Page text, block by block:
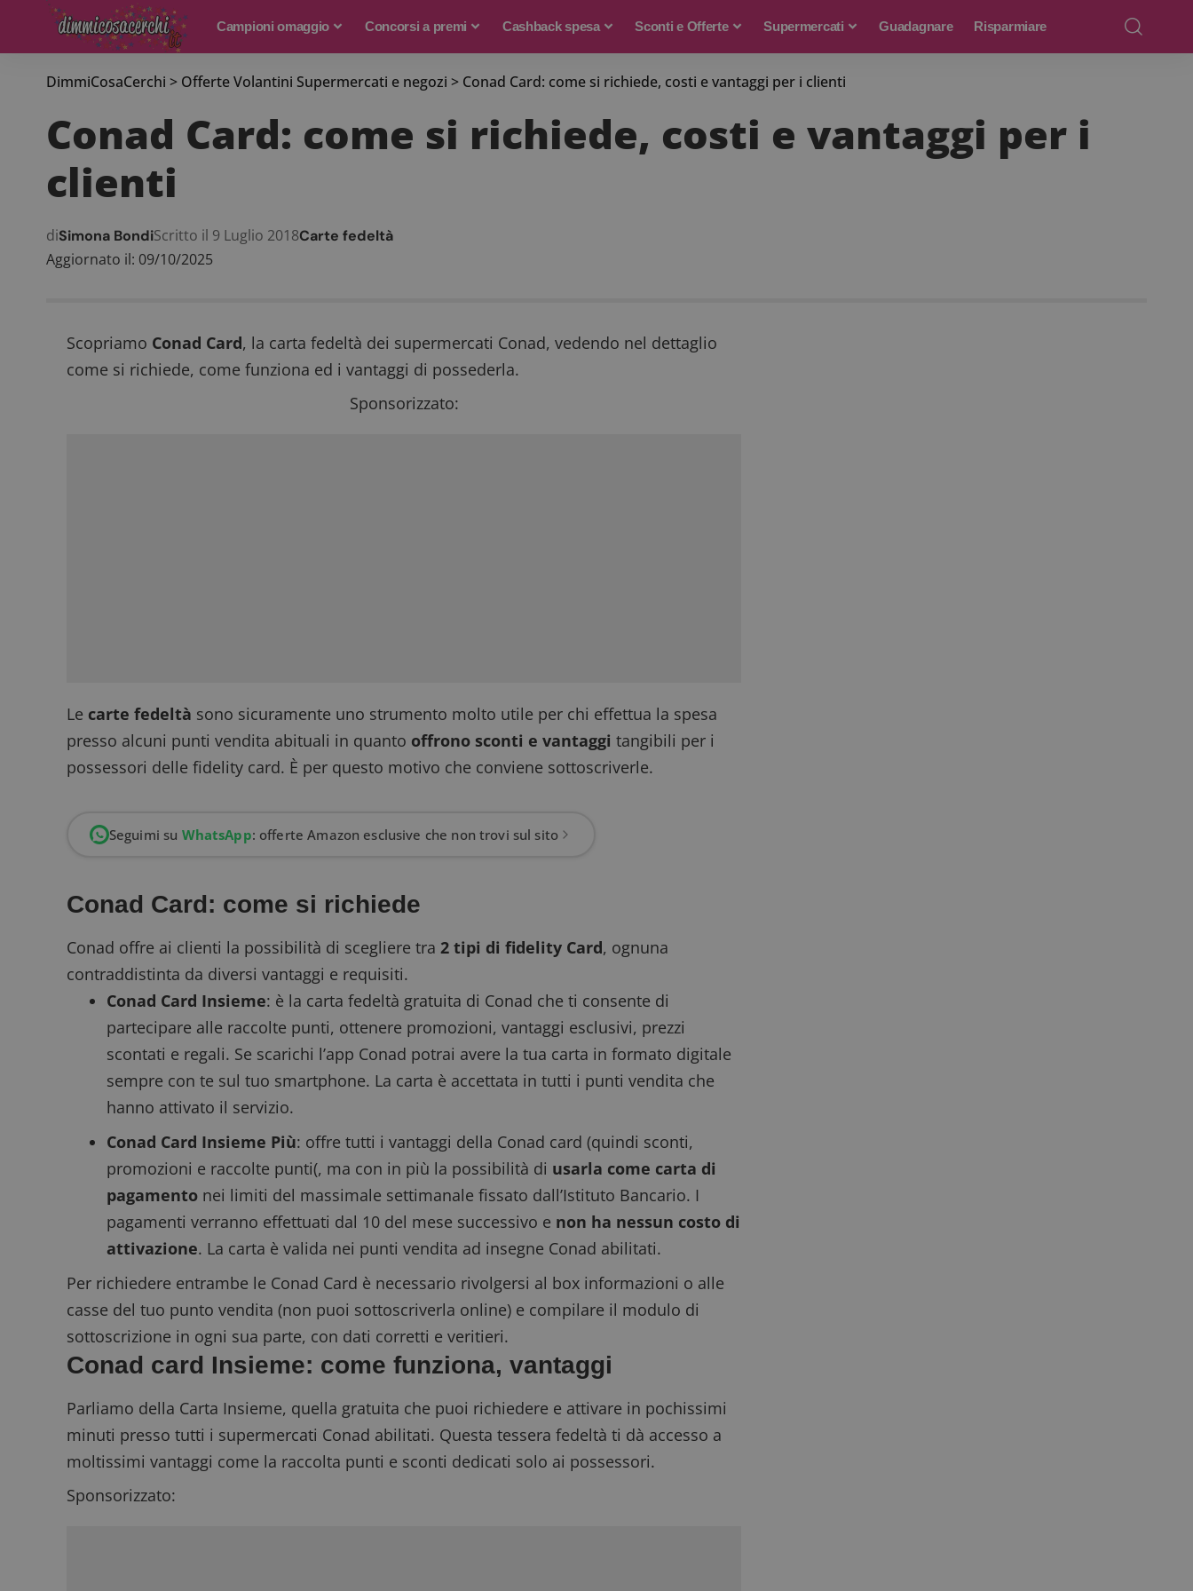
Campioni omaggio Concorsi a premi Cashback spesa Sconti e Offerte Supermercati Guadagnare Risparmiare
DimmiCosaCerchi > Offerte Volantini Supermercati e negozi > Conad Card: come si richiede, costi e vantaggi per i clienti
Conad Card: come si richiede, costi e vantaggi per i
clienti
Aggiornato il: 09/10/2025
diSimona BondiScritto il 9 Luglio 2018Carte fedeltà
Scopriamo Conad Card, la carta fedeltà dei supermercati Conad, vedendo nel dettaglio
come si richiede, come funziona ed i vantaggi di possederla.
Sponsorizzato:
Le carte fedeltà sono sicuramente uno strumento molto utile per chi effettua la spesa
presso alcuni punti vendita abituali in quanto offrono sconti e vantaggitangibili per i
possessori delle fidelity card. È per questo motivo che conviene sottoscriverle.
Seguimi su WhatsApp: offerte Amazon esclusive che non trovi sul sito
Conad Card: come si richiede
Conad offre ai clienti la possibilità di scegliere tra2 tipi di fidelity Card, ognuna
contraddistinta da diversi vantaggi e requisiti.
Conad Card Insieme: è la carta fedeltà gratuita di Conad che ti consente di
partecipare alle raccolte punti, ottenere promozioni, vantaggi esclusivi, prezzi
scontati e regali. Se scarichi l’app Conad potrai avere la tua carta in formato digitale
sempre con te sul tuo smartphone. La carta è accettata in tutti i punti vendita che
hanno attivato il servizio.
Conad Card Insieme Più: offre tutti i vantaggi della Conad card (quindi sconti,
promozioni e raccolte punti(, ma con in più la possibilità di usarla come carta di
pagamento nei limiti del massimale settimanale fissato dall’Istituto Bancario. I
pagamenti verranno effettuati dal 10 del mese successivo e non ha nessun costo di
attivazione. La carta è valida nei punti vendita ad insegne Conad abilitati.
Per richiedere entrambe le Conad Card è necessario rivolgersi al box informazioni o alle
casse del tuo punto vendita (non puoi sottoscriverla online) e compilare il modulo di
sottoscrizione in ogni sua parte, con dati corretti e veritieri.
Conad card Insieme: come funziona, vantaggi
Parliamo della Carta Insieme, quella gratuita che puoi richiedere e attivare in pochissimi
minuti presso tutti i supermercati Conad abilitati. Questa tessera fedeltà ti dà accesso a
moltissimi vantaggi come la raccolta punti e sconti dedicati solo ai possessori.
Sponsorizzato: